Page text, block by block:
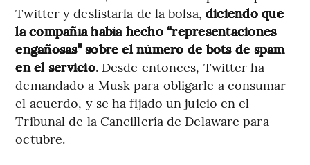
Twitter y deslistarla de la bolsa, diciendo que
la compañía había hecho “representaciones
engañosas” sobre el número de bots de spam
en el servicio. Desde entonces, Twitter ha
demandado a Musk para obligarle a consumar
el acuerdo, y se ha fijado un juicio en el
Tribunal de la Cancillería de Delaware para
octubre.